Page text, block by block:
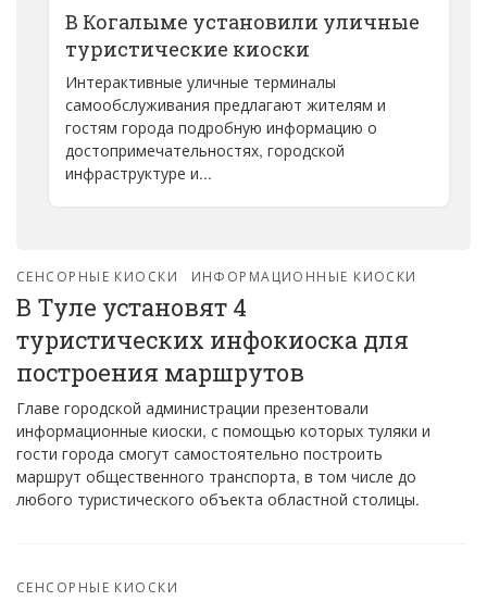
В Когалыме установили уличные
туристические киоски
Интерактивные уличные терминалы
самообслуживания предлагают жителям и
гостям города подробную информацию о
достопримечательностях, городской
инфраструктуре и...
СЕНСОРНЫЕ КИОСКИ ИНФОРМАЦИОННЫЕ КИОСКИ
В Туле установят 4
туристических инфокиоска для
построения маршрутов
Главе городской администрации презентовали
информационные киоски, с помощью которых туляки и
гости города смогут самостоятельно построить
маршрут общественного транспорта, в том числе до
любого туристического объекта областной столицы.
СЕНСОРНЫЕ КИОСКИ